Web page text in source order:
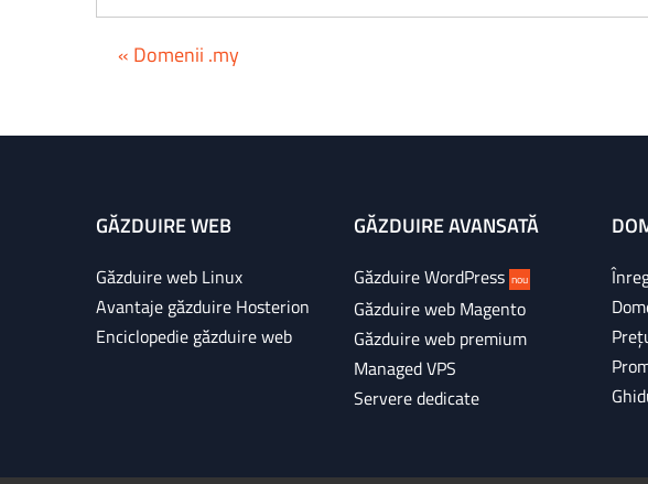
« Domenii .my
GĂZDUIRE WEB
Găzduire web Linux
Avantaje găzduire Hosterion
Enciclopedie găzduire web
GĂZDUIRE AVANSATĂ
Găzduire WordPress nou
Găzduire web Magento
Găzduire web premium
Managed VPS
Servere dedicate